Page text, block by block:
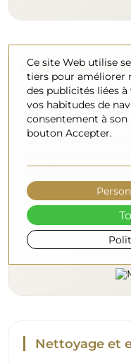
Nettoyage et
Pour maintenir un
microfibre et d’eau
produits spécifiques,
(autour de 7). Évitez
Voulez-vous en savoir
Découvrez d’autres
Livraison à
Ce site Web utilise
tiers pour améliorer
des publicités liées
vos habitudes de
consentement à son
bouton Accepter.